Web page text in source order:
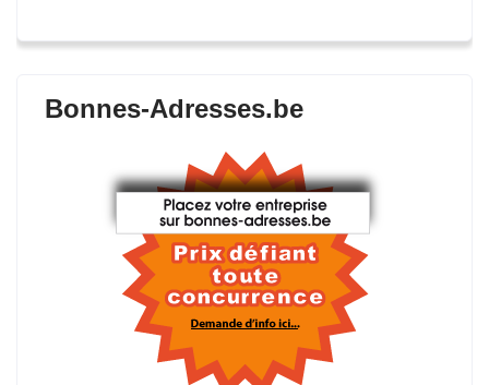
Bonnes-Adresses.be